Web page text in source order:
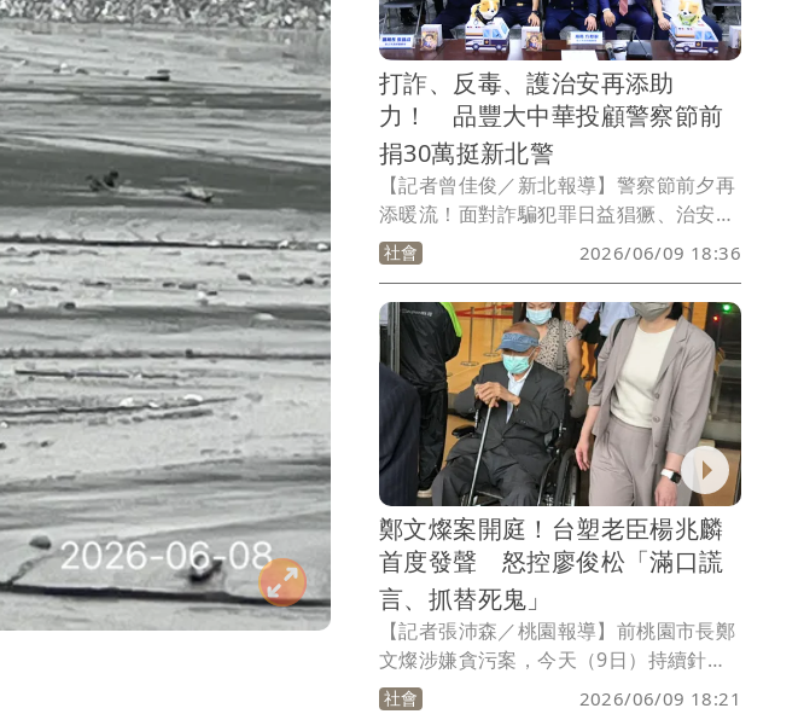
打詐、反毒、護治安再添助
力！ 品豐大中華投顧警察節前
捐30萬挺新北警
【記者曾佳俊／新北報導】警察節前夕再
添暖流！面對詐騙犯罪日益猖獗、治安挑
戰持續升高，在地企業品豐大中華證券投
資顧問股份有限公司以實際行動力挺第一
線警察同仁，昨（8）日捐贈新臺幣30萬
元警政基金給新北市政府警察局，作為提
升執勤裝備及員警急難救助之用。新北市
警察局長方仰寧代表受贈，感謝企業善盡
社會責任，攜手打造更安全的城市環境。
社會 2026/06/09 18:36
鄭文燦案開庭！台塑老臣楊兆麟
首度發聲 怒控廖俊松「滿口謊
言、抓替死鬼」
【記者張沛森／桃園報導】前桃園市長鄭
文燦涉嫌貪污案，今天（9日）持續針對
全案最核心的關鍵證人、鴻展公司董事長
社會 2026/06/09 18:21